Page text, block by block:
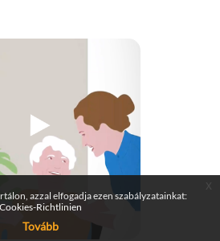
azzal elfogadja ezen szabályzatainkat:
Cookies-Richtlinien
Tovább